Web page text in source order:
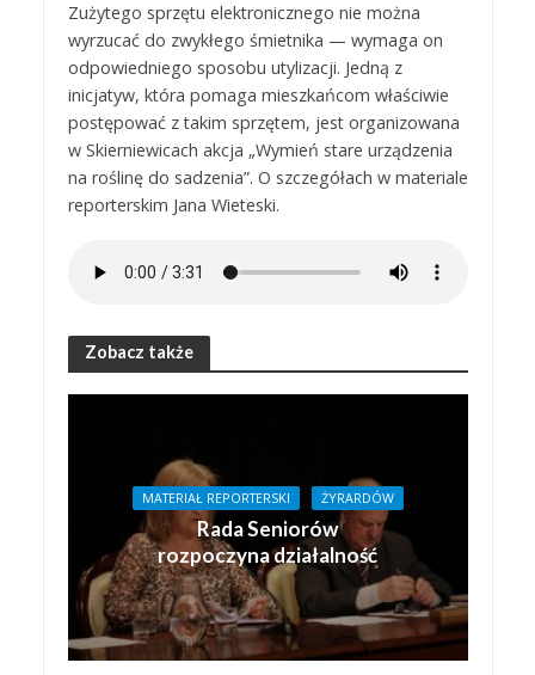
Zużytego sprzętu elektronicznego nie można
wyrzucać do zwykłego śmietnika — wymaga on
odpowiedniego sposobu utylizacji. Jedną z
inicjatyw, która pomaga mieszkańcom właściwie
postępować z takim sprzętem, jest organizowana
w Skierniewicach akcja „Wymień stare urządzenia
na roślinę do sadzenia”. O szczegółach w materiale
reporterskim Jana Wieteski.
Zobacz także
MATERIAŁ REPORTERSKI ŻYRARDÓW
Rada Seniorów
rozpoczyna działalność